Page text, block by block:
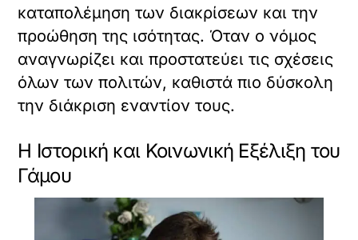
καταπολέμηση των διακρίσεων και την
προώθηση της ισότητας. Όταν ο νόμος
αναγνωρίζει και προστατεύει τις σχέσεις
όλων των πολιτών, καθιστά πιο δύσκολη
την διάκριση εναντίον τους.
Η Ιστορική και Κοινωνική Εξέλιξη του
Γάμου